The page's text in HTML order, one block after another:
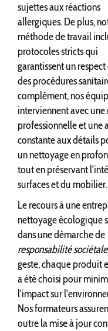
sujettes aux réactions
allergiques. De plus,
méthode de travail
protocoles stricts qui
garantissent un
des procédures
complément, nos
interviennent avec
professionnelle et une
constante aux détails
un nettoyage en
tout en préservant
surfaces et du mobilier.
Le recours à une
nettoyage écologique
dans une démarche de
responsabilité sociétale
geste, chaque produit
a été choisi pour
l'impact sur
Nos formateurs
outre la mise à jour